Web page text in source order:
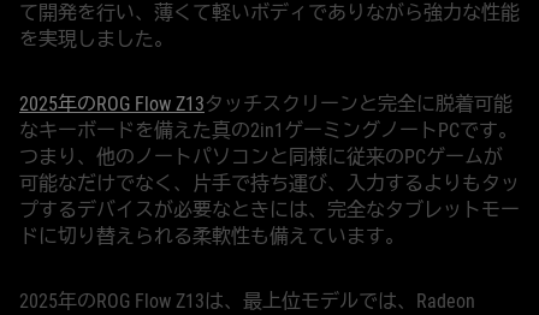
て開発を行い、薄くて軽いボディでありながら強力な性能
を実現しました。
2025年のROG Flow Z13タッチスクリーンと完全に脱着可能
なキーボードを備えた真の2in1ゲーミングノートPCです。
つまり、他のノートパソコンと同様に従来のPCゲームが
可能なだけでなく、片手で持ち運び、入力するよりもタッ
プするデバイスが必要なときには、完全なタブレットモー
ドに切り替えられる柔軟性も備えています。
2025年のROG Flow Z13は、最上位モデルでは、Radeon